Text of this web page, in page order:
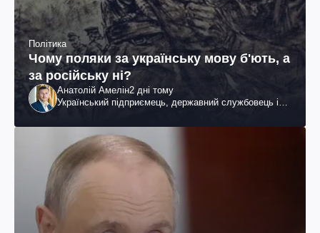
Політика
Чому поляки за українську мову б'ють, а
за російську ні?
Анатолій Амелін2 дні тому
Український підприємець, державний службовець і